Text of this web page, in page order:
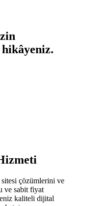
sitesi çözümlerini ve
ve sabit fiyat
kaliteli dijital